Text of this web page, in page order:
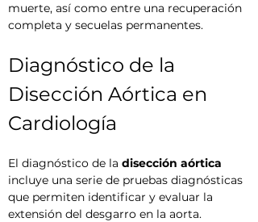
muerte, así como entre una recuperación
completa y secuelas permanentes.
Diagnóstico de la
Disección Aórtica en
Cardiología
El diagnóstico de la disección aórtica
incluye una serie de pruebas diagnósticas
que permiten identificar y evaluar la
extensión del desgarro en la aorta.